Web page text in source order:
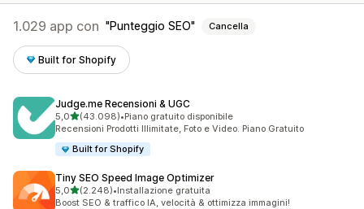
1.029 app con Punteggio SEO Cancella
Built for Shopify
Judge.me Recensioni & UGC
5,0stelle su 5
(43.098)
43098 recensioni totali
•Piano gratuito disponibile
Recensioni Prodotti Illimitate, Foto e Video. Piano Gratuito
Built for Shopify
Tiny SEO Speed Image Optimizer
5,0stelle su 5
(2.248)
2248 recensioni totali
•Installazione gratuita
Boost SEO & traffico IA, velocità & ottimizza immagini!